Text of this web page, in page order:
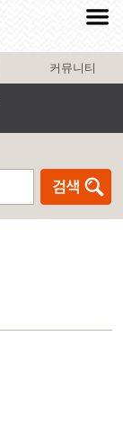
커뮤니티